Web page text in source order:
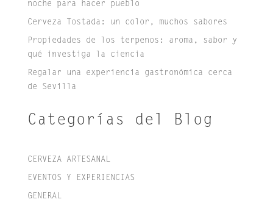
noche para hacer pueblo
Cerveza Tostada: un color, muchos sabores
Propiedades de los terpenos: aroma, sabor y
qué investiga la ciencia
Regalar una experiencia gastronómica cerca
de Sevilla
Categorías del Blog
CERVEZA ARTESANAL
EVENTOS Y EXPERIENCIAS
GENERAL